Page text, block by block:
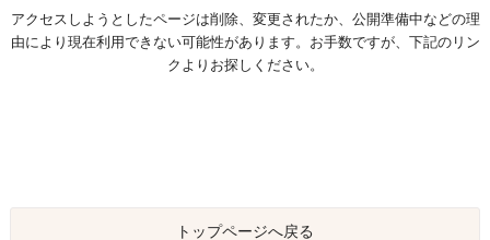
アクセスしようとしたページは削除、変更されたか、公開準備中などの理
由により現在利用できない可能性があります。お手数ですが、下記のリン
クよりお探しください。
トップページへ戻る